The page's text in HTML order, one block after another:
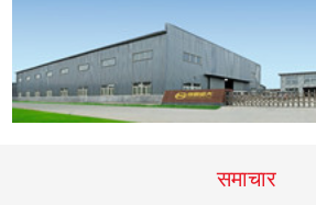
समाचार